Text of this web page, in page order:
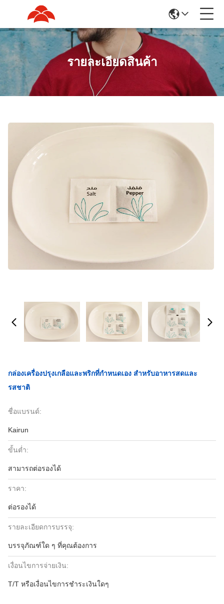
รายละเอียดสินค้า
กล่องเครื่องปรุงเกลือและพริกที่กําหนดเอง สําหรับอาหารสดและ
รสชาติ
ชื่อแบรนด์:
Kairun
ขั้นต่ำ:
สามารถต่อรองได้
ราคา:
ต่อรองได้
รายละเอียดการบรรจุ:
บรรจุภัณฑ์ใด ๆ ที่คุณต้องการ
เงื่อนไขการจ่ายเงิน:
T/T หรือเงื่อนไขการชำระเงินใดๆ